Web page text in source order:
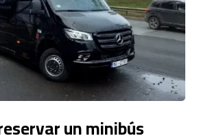
un minibús